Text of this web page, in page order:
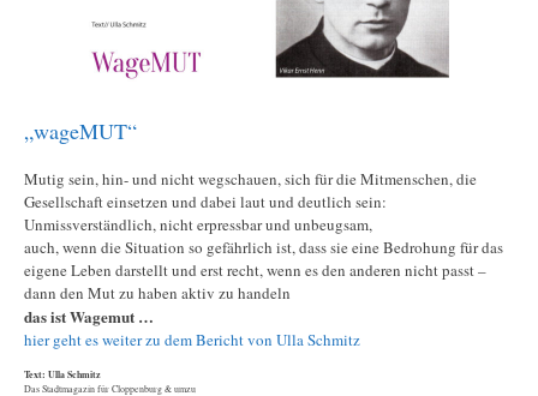
„wageMUT“
Mutig sein, hin- und nicht wegschauen, sich für die Mitmenschen, die
Gesellschaft einsetzen und dabei laut und deutlich sein:
Unmissverständlich, nicht erpressbar und unbeugsam,
auch, wenn die Situation so gefährlich ist, dass sie eine Bedrohung für das
eigene Leben darstellt und erst recht, wenn es den anderen nicht passt –
dann den Mut zu haben aktiv zu handeln
das ist Wagemut …
hier geht es weiter zu dem Bericht von Ulla Schmitz
Text: Ulla Schmitz
Das Stadtmagazin für Cloppenburg & umzu